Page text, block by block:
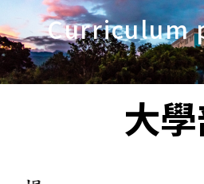
Curriculum
大